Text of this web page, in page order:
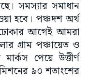
সমস্যার সমাধান
হবে। পঞ্চদশ অর্থ
ঢোকার আগেই আমরা
গ্রাম পঞ্চায়েত ও
পেয়ে উত্তীর্ণ
৯০ শতাংশের